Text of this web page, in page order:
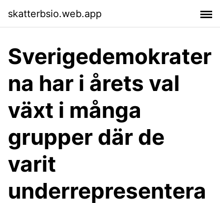
skatterbsio.web.app
Sverigedemokrater
na har i årets val
växt i många
grupper där de
varit
underrepresentera